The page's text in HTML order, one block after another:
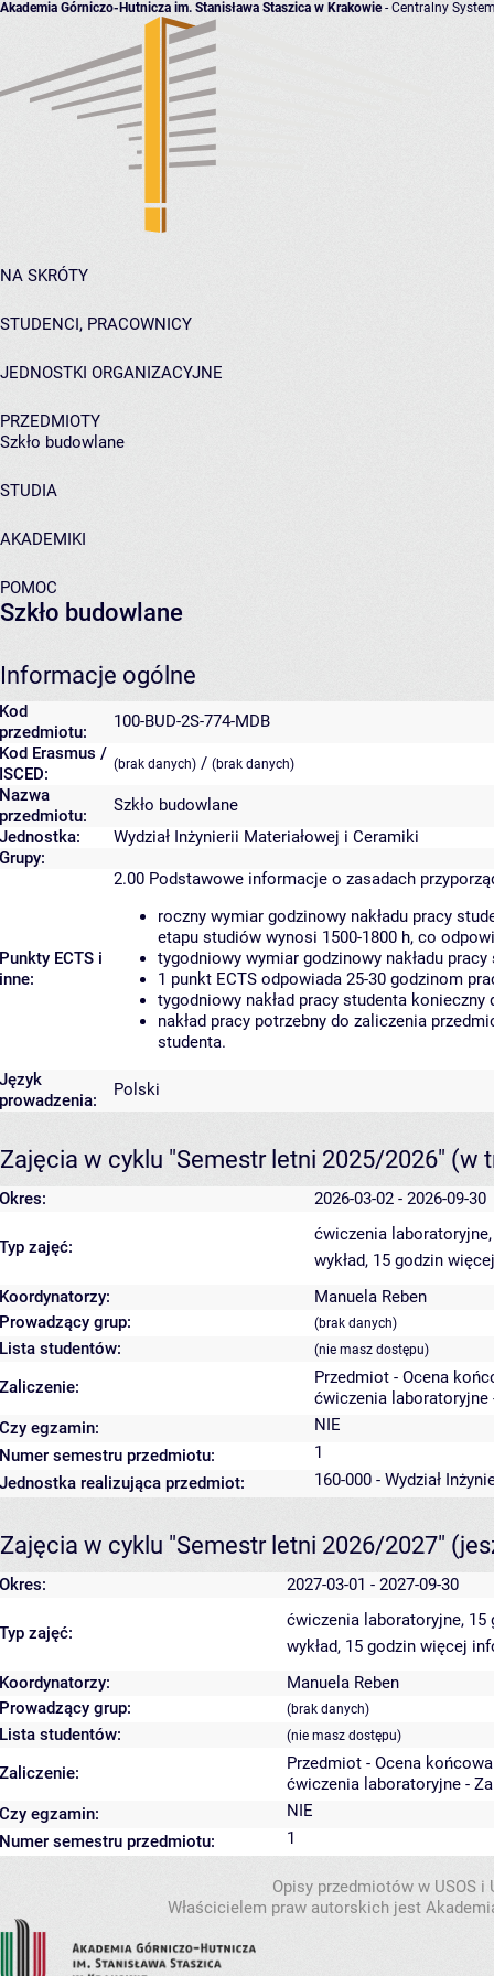
Akademia Górniczo-Hutnicza im. Stanisława Staszica w Krakowie- Centralny
NA SKRÓTY
STUDENCI, PRACOWNICY
JEDNOSTKI ORGANIZACYJNE
PRZEDMIOTY
Szkło budowlane
STUDIA
AKADEMIKI
POMOC
Szkło budowlane
Informacje ogólne
Kod
przedmiotu:
100-BUD-2S-774-MDB
Kod Erasmus /
ISCED:
(brak danych) / (brak danych)
Nazwa
przedmiotu:
Szkło budowlane
Jednostka:
Wydział Inżynierii Materiałowej i Ceramiki
Grupy:
Punkty ECTS i
inne:
2.00 Podstawowe informacje o zasadach
roczny wymiar godzinowy nakładu pracy
etapu studiów wynosi 1500-1800 h, co
tygodniowy wymiar godzinowy nakładu
1 punkt ECTS odpowiada 25-30 godzinom
tygodniowy nakład pracy studenta
nakład pracy potrzebny do zaliczenia
studenta.
Język
prowadzenia:
Polski
Zajęcia w cyklu "Semestr letni 2025/2026" (w
Okres: 2026-03-02 - 2026-09-30
Typ zajęć:
ćwiczenia
wykład, 15 godzin
Koordynatorzy:
Manuela Reben
Prowadzący grup:
(brak danych)
Lista studentów: (nie masz dostępu)
Zaliczenie:
Przedmiot - Ocena
ćwiczenia laboratoryjne
Czy egzamin:
NIE
Numer semestru przedmiotu:
1
Jednostka realizująca przedmiot:
160-000 - Wydział
Zajęcia w cyklu "Semestr letni 2026/2027"
Okres: 2027-03-01 - 2027-09-30
Typ zajęć:
ćwiczenia laboratoryjne, 15
wykład, 15 godzin więcej
Koordynatorzy:
Manuela Reben
Prowadzący grup:
(brak danych)
Lista studentów: (nie masz dostępu)
Zaliczenie:
Przedmiot - Ocena
ćwiczenia laboratoryjne -
Czy egzamin:
NIE
Numer semestru przedmiotu:
1
Opisy przedmiotów w USOS
Właścicielem praw autorskich jest